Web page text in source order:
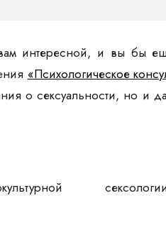
интересной, и вы бы
«Психологическое
о сексуальности, но и